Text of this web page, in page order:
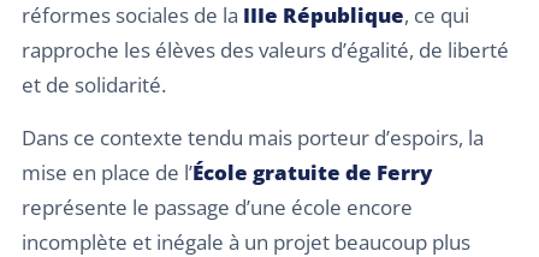
réformes sociales de la IIIe République, ce qui
rapproche les élèves des valeurs d’égalité, de liberté
et de solidarité.
Dans ce contexte tendu mais porteur d’espoirs, la
mise en place de l’École gratuite de Ferry
représente le passage d’une école encore
incomplète et inégale à un projet beaucoup plus